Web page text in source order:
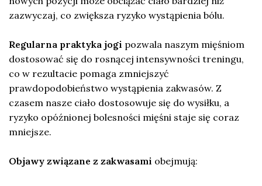
zazwyczaj, co zwiększa ryzyko wystąpienia bólu.
Regularna praktyka jogi pozwala naszym mięśniom
dostosować się do rosnącej intensywności treningu,
co w rezultacie pomaga zmniejszyć
prawdopodobieństwo wystąpienia zakwasów. Z
czasem nasze ciało dostosowuje się do wysiłku, a
ryzyko opóźnionej bolesności mięśni staje się coraz
mniejsze.
Objawy związane z zakwasami obejmują: